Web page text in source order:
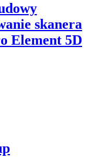
skanera
Element 5D